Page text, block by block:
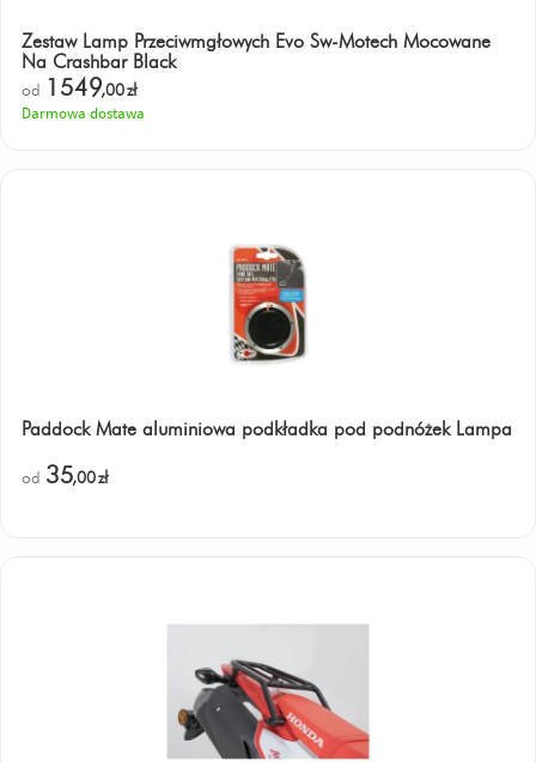
Zestaw Lamp Przeciwmgłowych Evo Sw-Motech Mocowane
Na Crashbar Black
od 1549,00zł
Darmowa dostawa
Paddock Mate aluminiowa podkładka pod podnóżek Lampa
od 35,00zł